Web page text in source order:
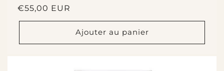
Prix
habituel
€55,00 EUR
Ajouter au panier